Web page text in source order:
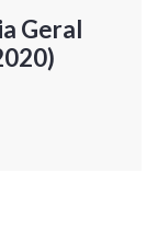
Geral